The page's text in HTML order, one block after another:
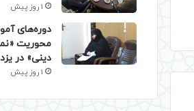
1 روز پیش
دوره‌های
محوریت
دینی» در
1 روز پیش